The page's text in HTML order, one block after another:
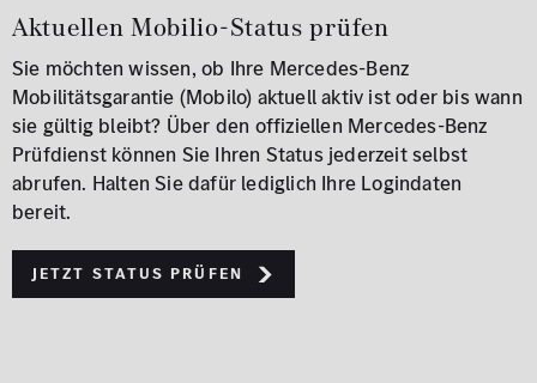
Aktuellen Mobilio-Status prüfen
Sie möchten wissen, ob Ihre Mercedes-Benz
Mobilitätsgarantie (Mobilo) aktuell aktiv ist oder bis wann
sie gültig bleibt? Über den offiziellen Mercedes-Benz
Prüfdienst können Sie Ihren Status jederzeit selbst
abrufen. Halten Sie dafür lediglich Ihre Logindaten
bereit.
Jetzt Status prüfen